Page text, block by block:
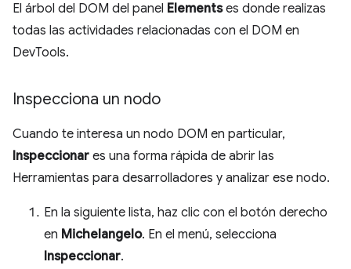
El árbol del DOM del panel Elementses donde realizas
todas las actividades relacionadas con el DOM en
DevTools.
Inspecciona un nodo
Cuando te interesa un nodo DOM en particular,
Inspeccionar es una forma rápida de abrir las
Herramientas para desarrolladores y analizar ese nodo.
En la siguiente lista, haz clic con el botón derecho
en Michelangelo. En el menú, selecciona
Inspeccionar.